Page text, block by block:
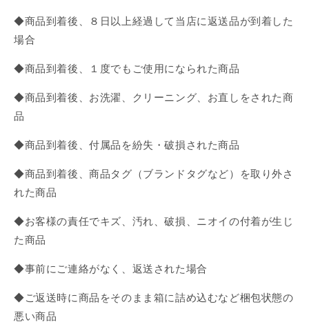
◆商品到着後、８日以上経過して当店に返送品が到着した
場合
◆商品到着後、１度でもご使用になられた商品
◆商品到着後、お洗濯、クリーニング、お直しをされた商
品
◆商品到着後、付属品を紛失・破損された商品
◆商品到着後、商品タグ（ブランドタグなど）を取り外さ
れた商品
◆お客様の責任でキズ、汚れ、破損、ニオイの付着が生じ
た商品
◆事前にご連絡がなく、返送された場合
◆ご返送時に商品をそのまま箱に詰め込むなど梱包状態の
悪い商品